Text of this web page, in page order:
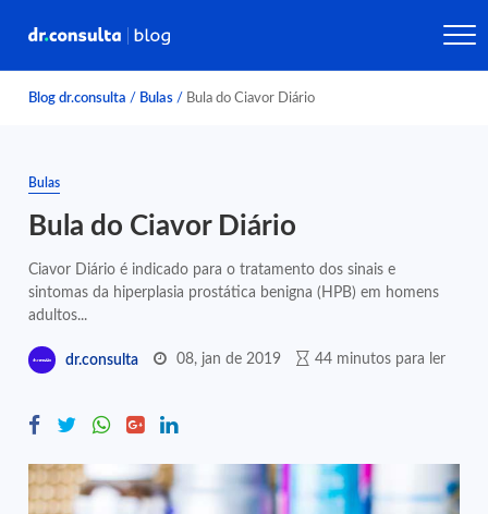
Blog dr.consulta / Bulas / Bula do Ciavor Diário
Bulas
Bula do Ciavor Diário
Ciavor Diário é indicado para o tratamento dos sinais e
sintomas da hiperplasia prostática benigna (HPB) em homens
adultos...
dr.consulta 08, jan de 2019 44 minutos para ler